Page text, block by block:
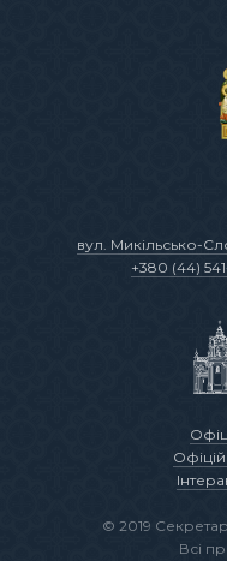
вул. Микільсько-
+380 (44)
© 2019
Всі